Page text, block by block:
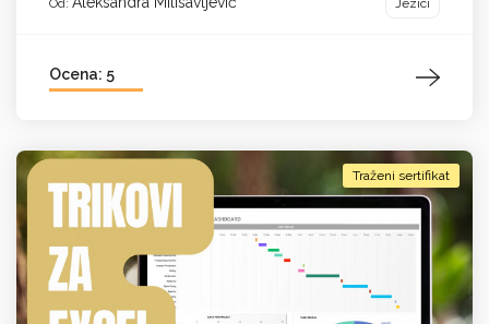
Od: Jezici
Ocena: 5
Traženi sertifikat